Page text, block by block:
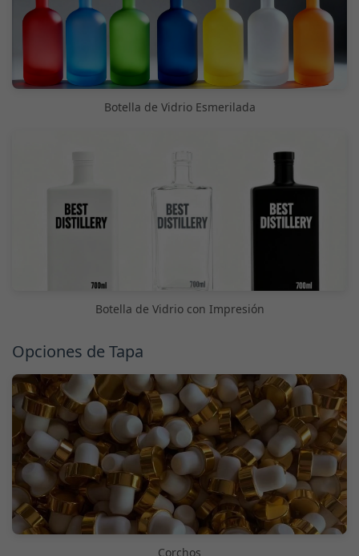
Botella de Vidrio Esmerilada
Botella de Vidrio con Impresión
Opciones de Tapa
Corchos